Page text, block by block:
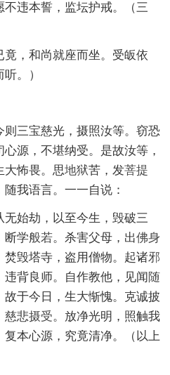
违本誓，监坛护戒。（三
，和尚就座而坐。受皈依
。）
三宝慈光，摄照汝等。窃恐
心源，不堪纳受。是故汝等，
大怖畏。思地狱苦，发菩提
我语言。一一自说：
始劫，以至今生，毁破三
断学般若。杀害父母，出佛身
焚毁塔寺，盗用僧物。起诸邪
背良师。自作教他，见闻随
于今日，生大惭愧。克诚披
慈悲摄受。放净光明，照触我
复本心源，究竟清净。（以上